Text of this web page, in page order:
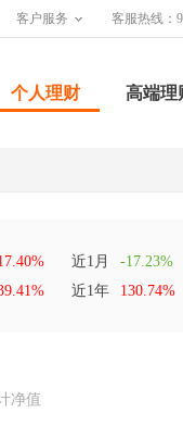
客户服务 客服热线：
个人理财 高端理
近1月
-17.23%
近1年 130.74%
净值